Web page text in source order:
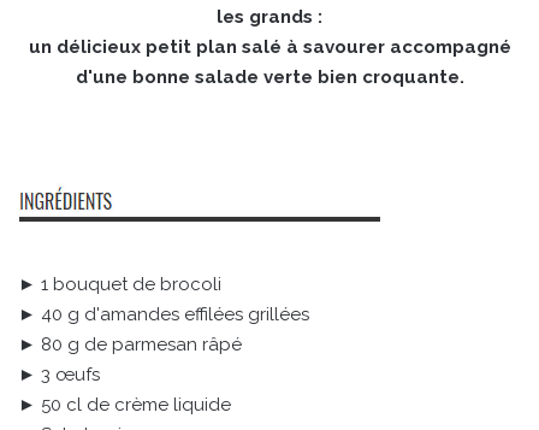
les grands :
un délicieux petit plan salé à savourer accompagné
d'une bonne salade verte bien croquante.
► 1 bouquet de brocoli
► 40 g d'amandes effilées grillées
► 80 g de parmesan râpé
► 3 œufs
► 50 cl de crème liquide